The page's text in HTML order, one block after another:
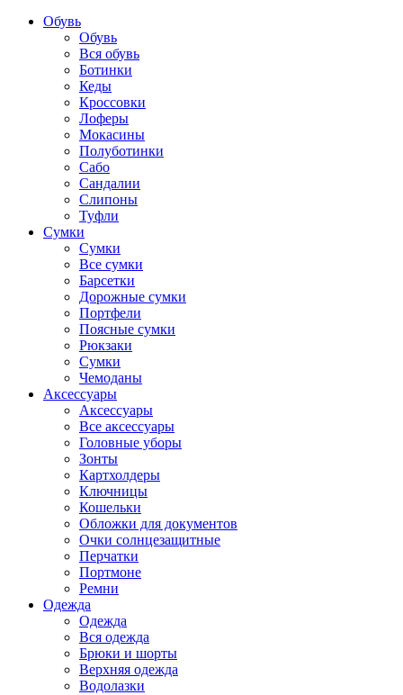
Обувь
Обувь
Вся обувь
Ботинки
Кеды
Кроссовки
Лоферы
Мокасины
Полуботинки
Сабо
Сандалии
Слипоны
Туфли
Сумки
Сумки
Все сумки
Барсетки
Дорожные сумки
Портфели
Поясные сумки
Рюкзаки
Сумки
Чемоданы
Аксессуары
Аксессуары
Все аксессуары
Головные уборы
Зонты
Картхолдеры
Ключницы
Кошельки
Обложки для документов
Очки солнцезащитные
Перчатки
Портмоне
Ремни
Одежда
Одежда
Вся одежда
Брюки и шорты
Верхняя одежда
Водолазки